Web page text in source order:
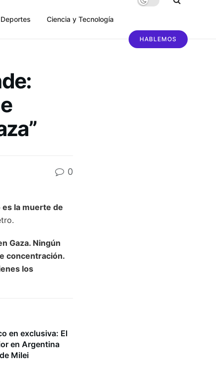
Deportes Ciencia y Tecnología
HABLEMOS
0
la muerte de
Gaza. Ningún
concentración.
los
en exclusiva: El
en Argentina
Milei